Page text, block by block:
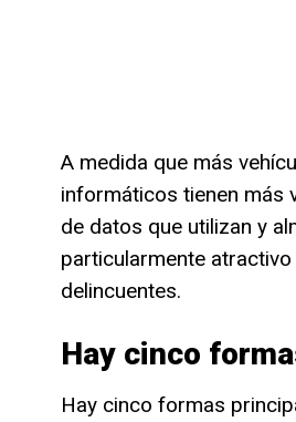
A medida que más
informáticos tienen más
de datos que utilizan y
particularmente
delincuentes.
Hay cinco
Hay cinco formas